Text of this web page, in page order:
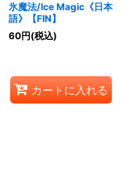
氷魔法/Ice Magic《日本
語》【FIN】
60円(税込)
カートに入れる